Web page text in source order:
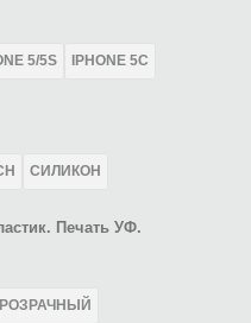
5/5S IPHONE 5C
СИЛИКОН
Печать УФ.